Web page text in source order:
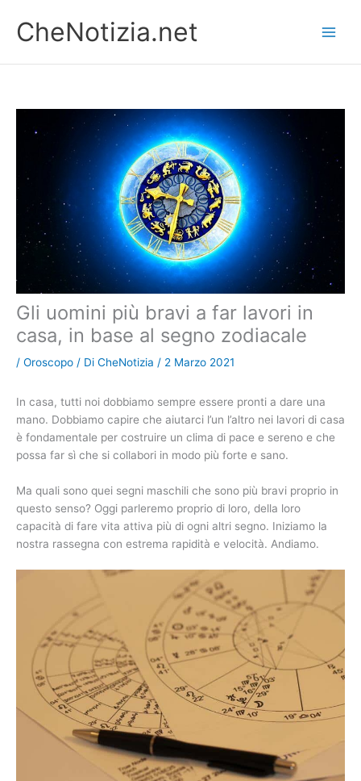
contenuto
CheNotizia.net
Gli uomini più bravi a far lavori in
casa, in base al segno zodiacale
/ Oroscopo / Di CheNotizia / 2 Marzo 2021
In casa, tutti noi dobbiamo sempre essere pronti a dare una
mano. Dobbiamo capire che aiutarci l’un l’altro nei lavori di casa
è fondamentale per costruire un clima di pace e sereno e che
possa far sì che si collabori in modo più forte e sano.
Ma quali sono quei segni maschili che sono più bravi proprio in
questo senso? Oggi parleremo proprio di loro, della loro
capacità di fare vita attiva più di ogni altri segno. Iniziamo la
nostra rassegna con estrema rapidità e velocità. Andiamo.